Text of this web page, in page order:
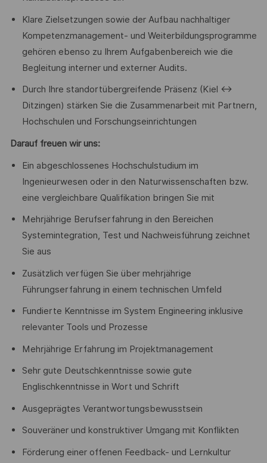
Klare Zielsetzungen sowie der Aufbau nachhaltiger
Kompetenzmanagement- und Weiterbildungsprogramme
gehören ebenso zu Ihrem Aufgabenbereich wie die
Begleitung interner und externer Audits.
Durch Ihre standortübergreifende Präsenz (Kiel ↔
Ditzingen) stärken Sie die Zusammenarbeit mit Partnern,
Hochschulen und Forschungseinrichtungen
Darauf freuen wir uns:
Ein abgeschlossenes Hochschulstudium im
Ingenieurwesen oder in den Naturwissenschaften bzw.
eine vergleichbare Qualifikation bringen Sie mit
Mehrjährige Berufserfahrung in den Bereichen
Systemintegration, Test und Nachweisführung zeichnet
Sie aus
Zusätzlich verfügen Sie über mehrjährige
Führungserfahrung in einem technischen Umfeld
Fundierte Kenntnisse im System Engineering inklusive
relevanter Tools und Prozesse
Mehrjährige Erfahrung im Projektmanagement
Sehr gute Deutschkenntnisse sowie gute
Englischkenntnisse in Wort und Schrift
Ausgeprägtes Verantwortungsbewusstsein
Souveräner und konstruktiver Umgang mit Konflikten
Förderung einer offenen Feedback- und Lernkultur